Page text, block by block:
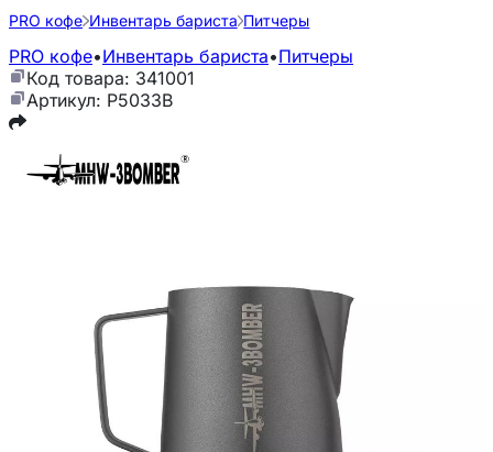
PRO кофе Инвентарь бариста Питчеры
PRO кофе•Инвентарь бариста•Питчеры
Код товара: 341001
Артикул: P5033B